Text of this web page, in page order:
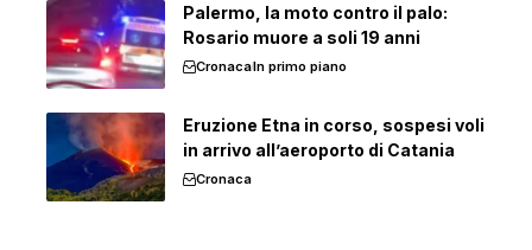
Palermo, la moto contro il palo:
Rosario muore a soli 19 anni
CronacaIn primo piano
Eruzione Etna in corso, sospesi voli
in arrivo all’aeroporto di Catania
Cronaca